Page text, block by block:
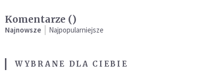
Komentarze ()
Najnowsze Najpopularniejsze
WYBRANE DLA CIEBIE